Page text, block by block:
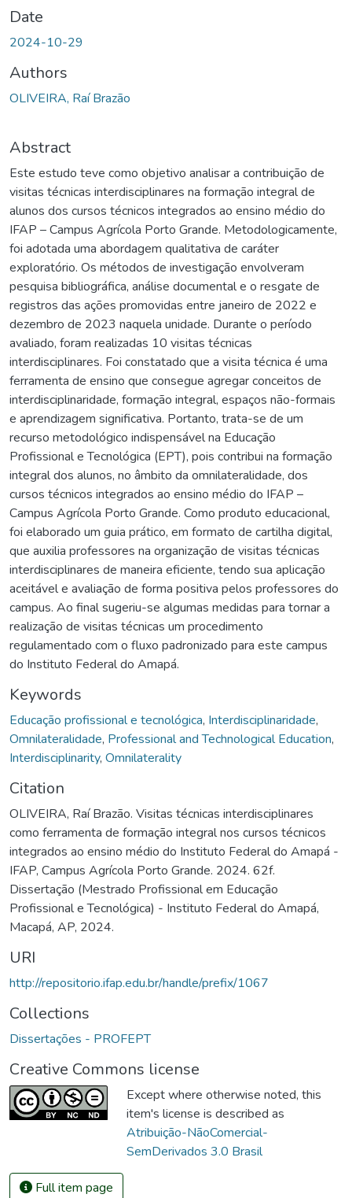
Date
2024-10-29
Authors
OLIVEIRA, Raí Brazão
Abstract
Este estudo teve como objetivo analisar a contribuição de
visitas técnicas interdisciplinares na formação integral de
alunos dos cursos técnicos integrados ao ensino médio do
IFAP – Campus Agrícola Porto Grande. Metodologicamente,
foi adotada uma abordagem qualitativa de caráter
exploratório. Os métodos de investigação envolveram
pesquisa bibliográfica, análise documental e o resgate de
registros das ações promovidas entre janeiro de 2022 e
dezembro de 2023 naquela unidade. Durante o período
avaliado, foram realizadas 10 visitas técnicas
interdisciplinares. Foi constatado que a visita técnica é uma
ferramenta de ensino que consegue agregar conceitos de
interdisciplinaridade, formação integral, espaços não-formais
e aprendizagem significativa. Portanto, trata-se de um
recurso metodológico indispensável na Educação
Profissional e Tecnológica (EPT), pois contribui na formação
integral dos alunos, no âmbito da omnilateralidade, dos
cursos técnicos integrados ao ensino médio do IFAP –
Campus Agrícola Porto Grande. Como produto educacional,
foi elaborado um guia prático, em formato de cartilha digital,
que auxilia professores na organização de visitas técnicas
interdisciplinares de maneira eficiente, tendo sua aplicação
aceitável e avaliação de forma positiva pelos professores do
campus. Ao final sugeriu-se algumas medidas para tornar a
realização de visitas técnicas um procedimento
regulamentado com o fluxo padronizado para este campus
do Instituto Federal do Amapá.
Keywords
Educação profissional e tecnológica, Interdisciplinaridade,
Omnilateralidade, Professional and Technological Education,
Interdisciplinarity, Omnilaterality
Citation
OLIVEIRA, Raí Brazão. Visitas técnicas interdisciplinares
como ferramenta de formação integral nos cursos técnicos
integrados ao ensino médio do Instituto Federal do Amapá -
IFAP, Campus Agrícola Porto Grande. 2024. 62f.
Dissertação (Mestrado Profissional em Educação
Profissional e Tecnológica) - Instituto Federal do Amapá,
Macapá, AP, 2024.
URI
http://repositorio.ifap.edu.br/handle/prefix/1067
Collections
Dissertações - PROFEPT
Creative Commons license
Except where otherwise noted, this
item's license is described as
Atribuição-NãoComercial-
SemDerivados 3.0 Brasil
Full item page